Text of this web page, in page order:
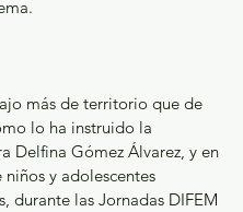
más de territorio que de
lo ha instruido la
Delfina Gómez Álvarez, y en
y adolescentes
durante las Jornadas DIFEM